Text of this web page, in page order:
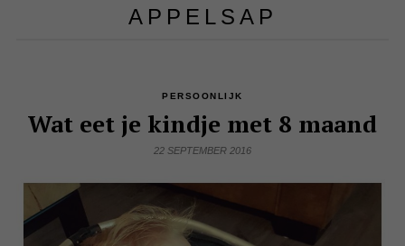
APPELSAP
PERSOONLIJK
Wat eet je kindje met 8 maand
22 SEPTEMBER 2016